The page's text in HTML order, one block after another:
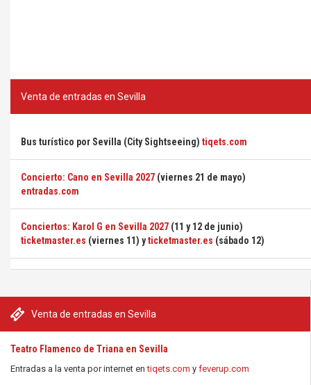
Venta de entradas en Sevilla
Teatro Flamenco de Triana en Sevilla
Entradas a la venta por internet entiqets.com y feverup.com
Venta de entradas en Sevilla
Bus turístico por Sevilla (City Sightseeing) tiqets.com
Concierto: Cano en Sevilla 2027 (viernes 21 de mayo)
entradas.com
Conciertos: Karol G en Sevilla 2027 (11 y 12 de junio)
ticketmaster.es (viernes 11) yticketmaster.es (sábado 12)